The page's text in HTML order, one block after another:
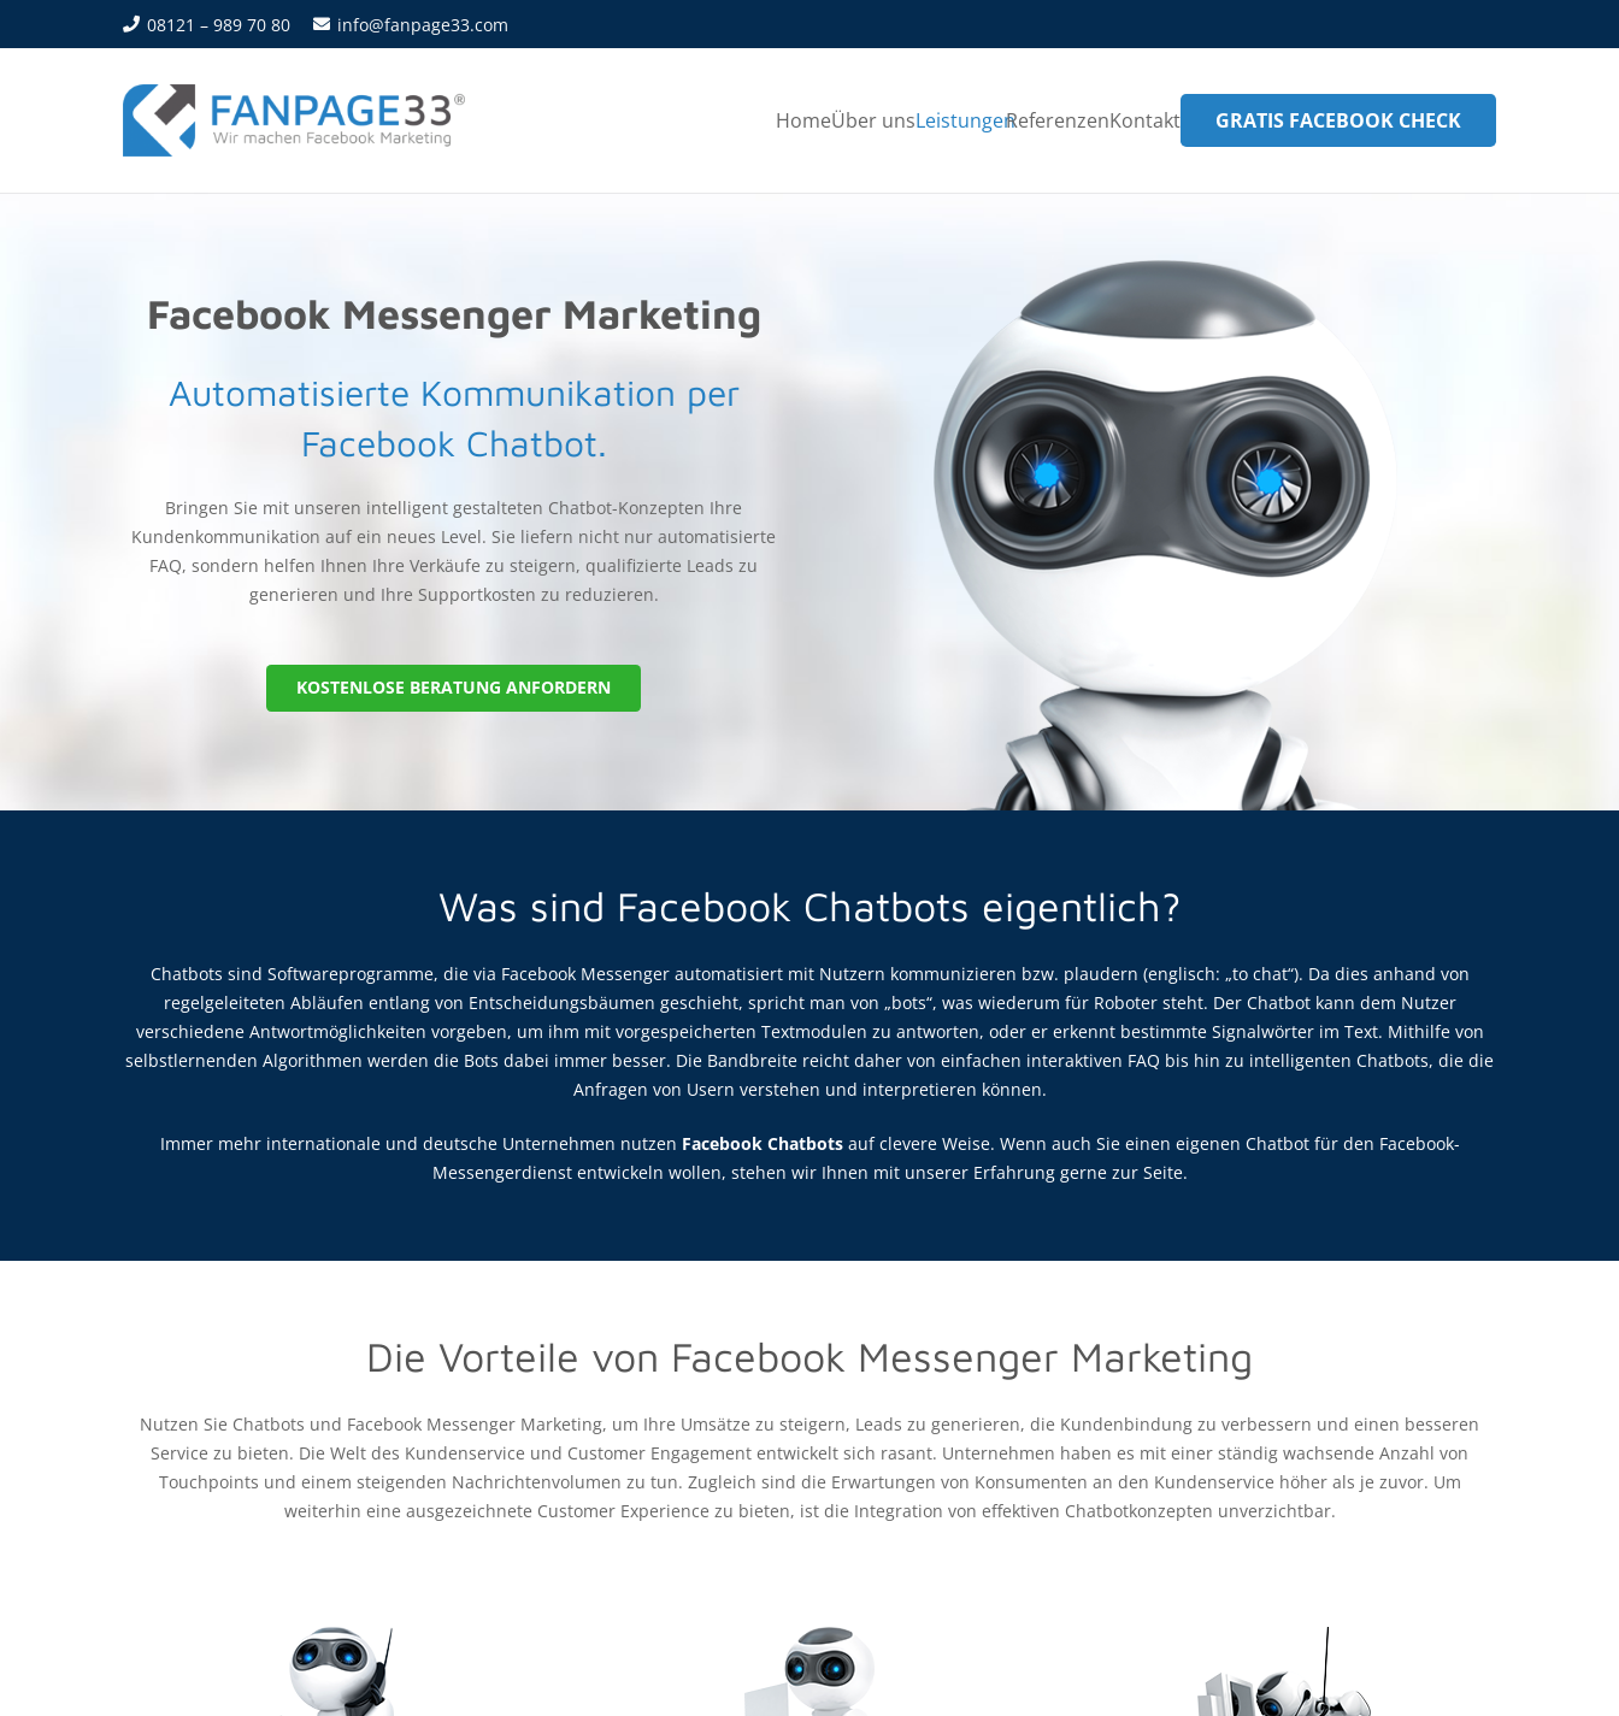
08121 – 989 70 80 info@fanpage33.com
HomeÜber unsLeistungenReferenzenKontakt GRATIS FACEBOOK CHECK
Facebook Messenger Marketing
Automatisierte Kommunikation per
Facebook Chatbot.
Bringen Sie mit unseren intelligent gestalteten Chatbot-Konzepten Ihre
Kundenkommunikation auf ein neues Level. Sie liefern nicht nur automatisierte
FAQ, sondern helfen Ihnen Ihre Verkäufe zu steigern, qualifizierte Leads zu
generieren und Ihre Supportkosten zu reduzieren.
KOSTENLOSE BERATUNG ANFORDERN
Was sind Facebook Chatbots eigentlich?
Chatbots sind Softwareprogramme, die via Facebook Messenger automatisiert mit Nutzern kommunizieren bzw. plaudern (englisch: „to chat“). Da dies anhand von
regelgeleiteten Abläufen entlang von Entscheidungsbäumen geschieht, spricht man von „bots“, was wiederum für Roboter steht. Der Chatbot kann dem Nutzer
verschiedene Antwortmöglichkeiten vorgeben, um ihm mit vorgespeicherten Textmodulen zu antworten, oder er erkennt bestimmte Signalwörter im Text. Mithilfe von
selbstlernenden Algorithmen werden die Bots dabei immer besser. Die Bandbreite reicht daher von einfachen interaktiven FAQ bis hin zu intelligenten Chatbots, die die
Anfragen von Usern verstehen und interpretieren können.
Immer mehr internationale und deutsche Unternehmen nutzen Facebook Chatbotsauf clevere Weise. Wenn auch Sie einen eigenen Chatbot für den Facebook-
Messengerdienst entwickeln wollen, stehen wir Ihnen mit unserer Erfahrung gerne zur Seite.
Die Vorteile von Facebook Messenger Marketing
Nutzen Sie Chatbots und Facebook Messenger Marketing, um Ihre Umsätze zu steigern, Leads zu generieren, die Kundenbindung zu verbessern und einen besseren
Service zu bieten. Die Welt des Kundenservice und Customer Engagement entwickelt sich rasant. Unternehmen haben es mit einer ständig wachsende Anzahl von
Touchpoints und einem steigenden Nachrichtenvolumen zu tun. Zugleich sind die Erwartungen von Konsumenten an den Kundenservice höher als je zuvor. Um
weiterhin eine ausgezeichnete Customer Experience zu bieten, ist die Integration von effektiven Chatbotkonzepten unverzichtbar.